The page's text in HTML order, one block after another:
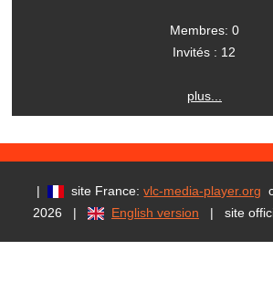
Membres: 0
Invités : 12
plus...
| site France:vlc-media-player.org
2026 |
English version | site